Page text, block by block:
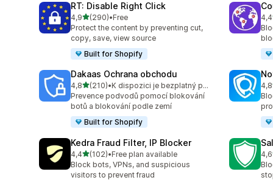
RT: Disable Right Click
4,9z 5 hvězd
(290)
Celkový počet recenzí: 290
•Free
Protect the content by preventing cut,
copy, save, view source
Built for Shopify
4,4
Dakaas Ochrana obchodu
4,8z 5 hvězd
(210)
Celkový počet recenzí: 210
•
K dispozici je bezplatný plán
Prevence podvodů pomocí blokování
botů a blokování podle zemí
Built for Shopify
4,8
Kedra Fraud Filter, IP Blocker
4,4z 5 hvězd
(102)
Celkový počet recenzí: 102
•Free plan available
Block bots, VPNs, and suspicious
visitors to prevent fraud
4,6